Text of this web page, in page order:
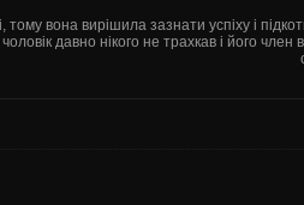
вона вирішила зазнати успіху і
давно нікого не трахкав і його